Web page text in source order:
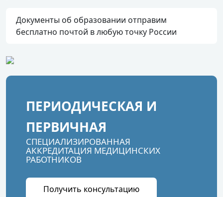
Документы об образовании отправим
бесплатно почтой в любую точку России
ПЕРИОДИЧЕСКАЯ И
ПЕРВИЧНАЯ
СПЕЦИАЛИЗИРОВАННАЯ
АККРЕДИТАЦИЯ МЕДИЦИНСКИХ
РАБОТНИКОВ
Получить консультацию